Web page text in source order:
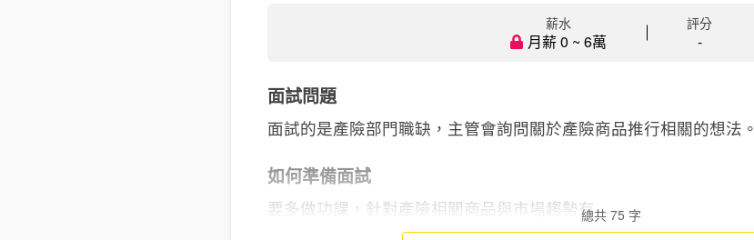
薪水
月薪 0 ~ 6萬
評分
-
面試問題
面試的是產險部門職缺，主管會詢問關於產險商品推行相關的想法。
如何準備面試
要多做功課，針對產險相關商品與市場趨勢有...總共 75 字